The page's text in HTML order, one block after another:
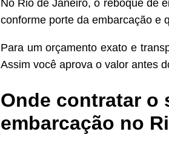
No Rio de Janeiro, o reboque de
conforme porte da embarcação e
Para um orçamento exato e
Assim você aprova o valor antes
Onde contratar o
embarcação no